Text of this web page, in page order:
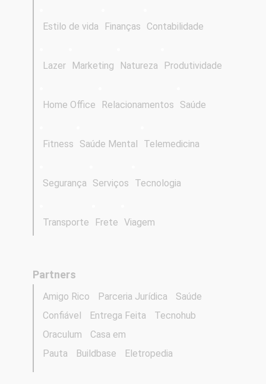
Estilo de vida Finanças Contabilidade
Lazer Marketing Natureza Produtividade
Home Office Relacionamentos Saúde
Fitness Saúde Mental Telemedicina
Segurança Serviços Tecnologia
Transporte Frete Viagem
Partners
Amigo Rico Parceria Jurídica
Saúde
Confiável
Entrega Feita
Tecnohub
Oraculum
Casa em
Pauta
Buildbase Eletropedia